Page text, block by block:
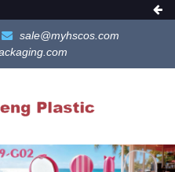
sale@myhscos.com